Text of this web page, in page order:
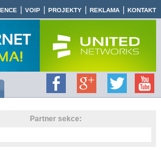
VOIP PROJEKTY REKLAMA KONTAKT
Partner sekce: